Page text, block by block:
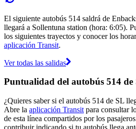
El siguiente autobús 514 saldrá de
llegará a Sollentuna station (hora: 6:05).
los siguientes trayectos y conocer los
aplicación Transit.
Ver todas las salidas
Puntualidad del autobús 514 de
¿Quieres saber si el autobús 514 de SL
Abre la aplicación Transit para consultar
de esta línea compartidos por los
contribuir indicando si tu autobús llega